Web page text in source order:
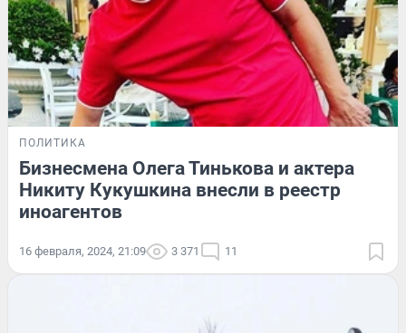
ПОЛИТИКА
Бизнесмена Олега Тинькова и актера
Никиту Кукушкина внесли в реестр
иноагентов
16 февраля, 2024, 21:09 3 371 11